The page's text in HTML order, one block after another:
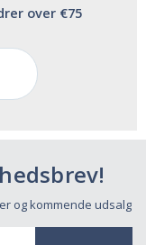
over €75
og kommende udsalg